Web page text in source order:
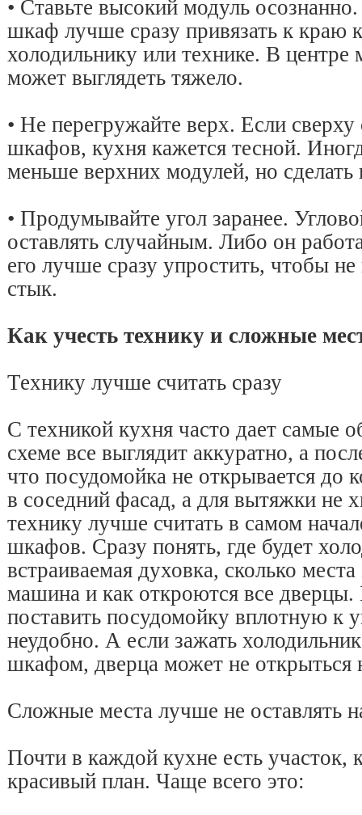
• Ставьте высокий модуль
шкаф лучше сразу привязать к краю
холодильнику или технике. В центре
может выглядеть тяжело.
• Не перегружайте верх. Если
шкафов, кухня кажется тесной.
меньше верхних модулей, но сделать
• Продумывайте угол заранее.
оставлять случайным. Либо он
его лучше сразу упростить, чтобы
стык.
Как учесть технику и сложные
Технику лучше считать сразу
С техникой кухня часто дает самые
схеме все выглядит аккуратно, а
что посудомойка не открывается до
в соседний фасад, а для вытяжки не
технику лучше считать в самом
шкафов. Сразу понять, где будет
встраиваемая духовка, сколько
машина и как откроются все
поставить посудомойку вплотную к
неудобно. А если зажать
шкафом, дверца может не открыться
Сложные места лучше не оставлять
Почти в каждой кухне есть участок,
красивый план. Чаще всего это: